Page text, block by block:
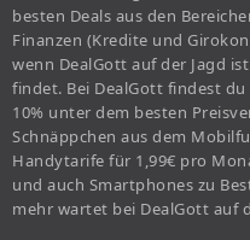
besten Deals aus den
Finanzen (Kredite und
wenn DealGott auf der Jagd
findet. Bei DealGott findest
10% unter dem besten
Schnäppchen aus dem
Handytarife für 1,99€ pro
und auch Smartphones zu
mehr wartet bei DealGott auf